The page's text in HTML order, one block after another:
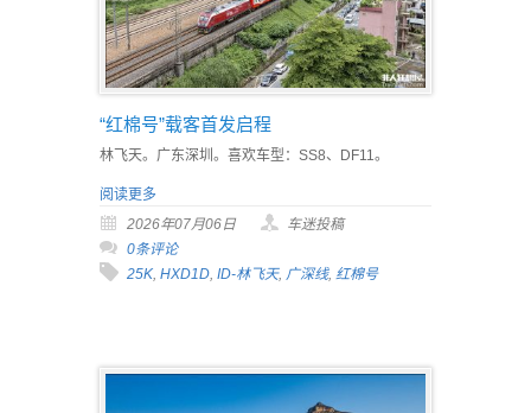
“红棉号”载客首发启程
林飞天。广东深圳。喜欢车型：SS8、DF11。
阅读更多
2026年07月06日
车迷投稿
0条评论
25K, HXD1D, ID-林飞天, 广深线, 红棉号